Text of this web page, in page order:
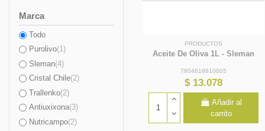
PRODUCTOS
Aceite De Oliva 1L - Sleman
7804618810005
$ 13.078
Añadir al
carrito
Marca
Todo
Purolivo(1)
Sleman(4)
Cristal Chile(2)
Trallenko(2)
Antiuxixona(3)
Nutricampo(2)